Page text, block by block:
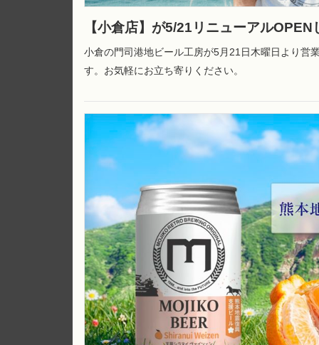
【小倉店】が5/21リニューアルOPEN
小倉の門司港地ビール工房が5月21日木曜日より営
す。お気軽にお立ち寄りください。